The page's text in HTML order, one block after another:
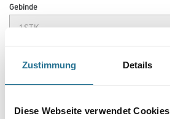
Zustimmung Details
Diese Webseite verwendet Cookies
Gebinde
Umrechnungsfaktoren